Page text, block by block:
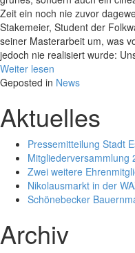
Zeit ein noch nie zuvor
Stakemeier, Student der
seiner Masterarbeit um, was
jedoch nie realisiert wurde:
Weiter lesen
Geposted in News
Aktuelles
Pressemitteilung Stadt
Mitgliederversammlung
Zwei weitere
Nikolausmarkt in der
Schönebecker
Archiv